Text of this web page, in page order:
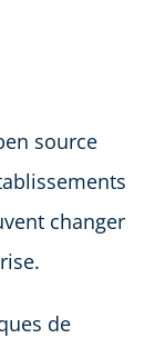
source
changer
de